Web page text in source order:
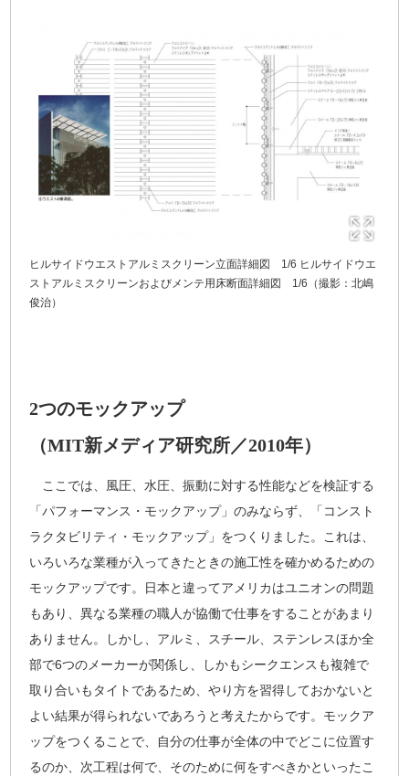
ヒルサイドウエストアルミスクリーン立面詳細図 1/6 ヒルサイドウエ
ストアルミスクリーンおよびメンテ用床断面詳細図 1/6（撮影：北嶋
俊治）
2つのモックアップ
（MIT新メディア研究所／2010年）
ここでは、風圧、水圧、振動に対する性能などを検証する
「パフォーマンス・モックアップ」のみならず、「コンスト
ラクタビリティ・モックアップ」をつくりました。これは、
いろいろな業種が入ってきたときの施工性を確かめるための
モックアップです。日本と違ってアメリカはユニオンの問題
もあり、異なる業種の職人が協働で仕事をすることがあまり
ありません。しかし、アルミ、スチール、ステンレスほか全
部で6つのメーカーが関係し、しかもシークエンスも複雑で
取り合いもタイトであるため、やり方を習得しておかないと
よい結果が得られないであろうと考えたからです。モックア
ップをつくることで、自分の仕事が全体の中でどこに位置す
るのか、次工程は何で、そのために何をすべきかといったこ